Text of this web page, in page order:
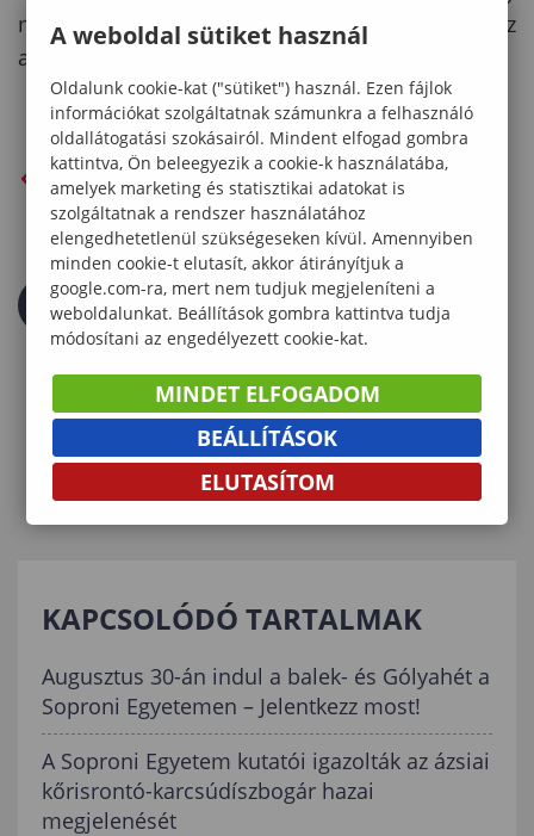
medöbbentő volt látni azt a pusztítást, amelyet az
amerikai légierő bombázói okoztak Sopronnak.
VISSZA AZ ELŐZŐ OLDALRA
KAPCSOLÓDÓ TARTALMAK
Augusztus 30-án indul a balek- és Gólyahét a
Soproni Egyetemen – Jelentkezz most!
A Soproni Egyetem kutatói igazolták az ázsiai
kőrisrontó-karcsúdíszbogár hazai
megjelenését
A weboldal sütiket használ
Oldalunk cookie-kat ("sütiket") használ. Ezen fájlok
információkat szolgáltatnak számunkra a felhasználó
oldallátogatási szokásairól. Mindent elfogad gombra
kattintva, Ön beleegyezik a cookie-k használatába,
amelyek marketing és statisztikai adatokat is
szolgáltatnak a rendszer használatához
elengedhetetlenül szükségeseken kívül. Amennyiben
minden cookie-t elutasít, akkor átirányítjuk a
google.com-ra, mert nem tudjuk megjeleníteni a
weboldalunkat. Beállítások gombra kattintva tudja
módosítani az engedélyezett cookie-kat.
MINDET ELFOGADOM
BEÁLLÍTÁSOK
ELUTASÍTOM